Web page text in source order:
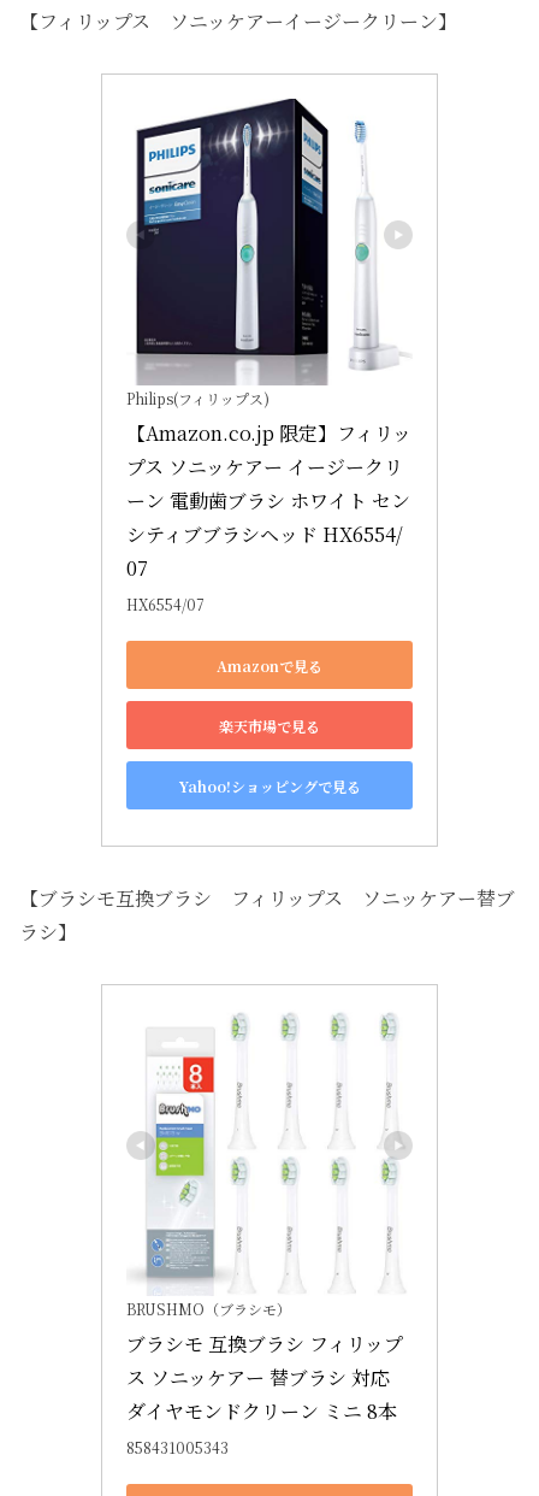
【フィリップス ソニッケアーイージークリーン】
Philips(フィリップス)
【Amazon.co.jp 限定】フィリッ
プス ソニッケアー イージークリ
ーン 電動歯ブラシ ホワイト セン
シティブブラシヘッド HX6554/
07
HX6554/07
Amazonで見る
楽天市場で見る
Yahoo!ショッピングで見る
【ブラシモ互換ブラシ フィリップス ソニッケアー替ブ
ラシ】
BRUSHMO（ブラシモ）
ブラシモ 互換ブラシ フィリップ
ス ソニッケアー 替ブラシ 対応
ダイヤモンドクリーン ミニ 8本
858431005343